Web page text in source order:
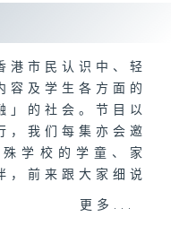
港市民认识中、轻
容及学生各方面的
」的社会。节目以
，我们每集亦会邀
学校的学童、家
，前来跟大家细说
处的点滴和秘诀。
更多...